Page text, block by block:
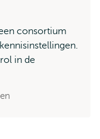
consortium
in de